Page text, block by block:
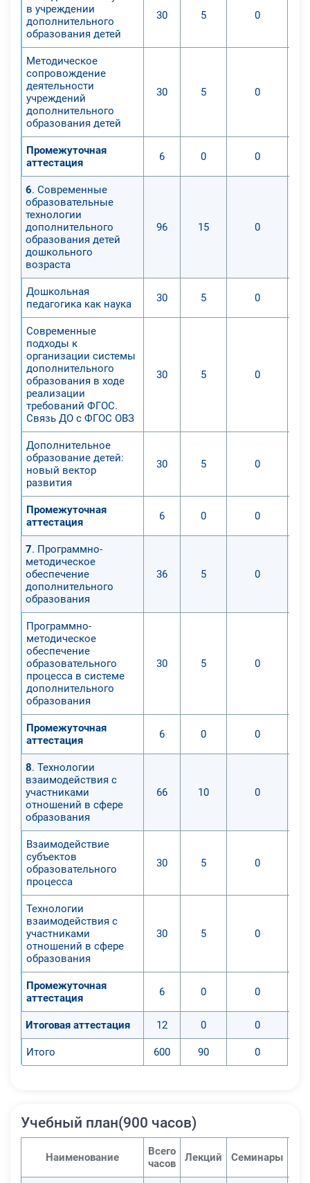
в учреждении
дополнительного
образования детей
30 5 0
Методическое
сопровождение
деятельности
учреждений
дополнительного
образования детей
30 5 0
Промежуточная
аттестация
6 0 0
6. Современные
образовательные
технологии
дополнительного
образования детей
дошкольного
возраста
96 15 0
Дошкольная
педагогика как наука
30 5 0
Современные
подходы к
организации системы
дополнительного
образования в ходе
реализации
требований ФГОС.
Связь ДО с ФГОС ОВЗ
30 5 0
Дополнительное
образование детей:
новый вектор
развития
30 5 0
Промежуточная
аттестация
6 0 0
7. Программно-
методическое
обеспечение
дополнительного
образования
36 5 0
Программно-
методическое
обеспечение
образовательного
процесса в системе
дополнительного
образования
30 5 0
Промежуточная
аттестация
6 0 0
8. Технологии
взаимодействия с
участниками
отношений в сфере
образования
66 10 0
Взаимодействие
субъектов
образовательного
процесса
30 5 0
Технологии
взаимодействия с
участниками
отношений в сфере
образования
30 5 0
Промежуточная
аттестация
6 0 0
Итоговая аттестация 12 0 0
Итого 600 90 0
Учебный план(900 часов)
Наименование
Всего
часов
Лекций Семинары